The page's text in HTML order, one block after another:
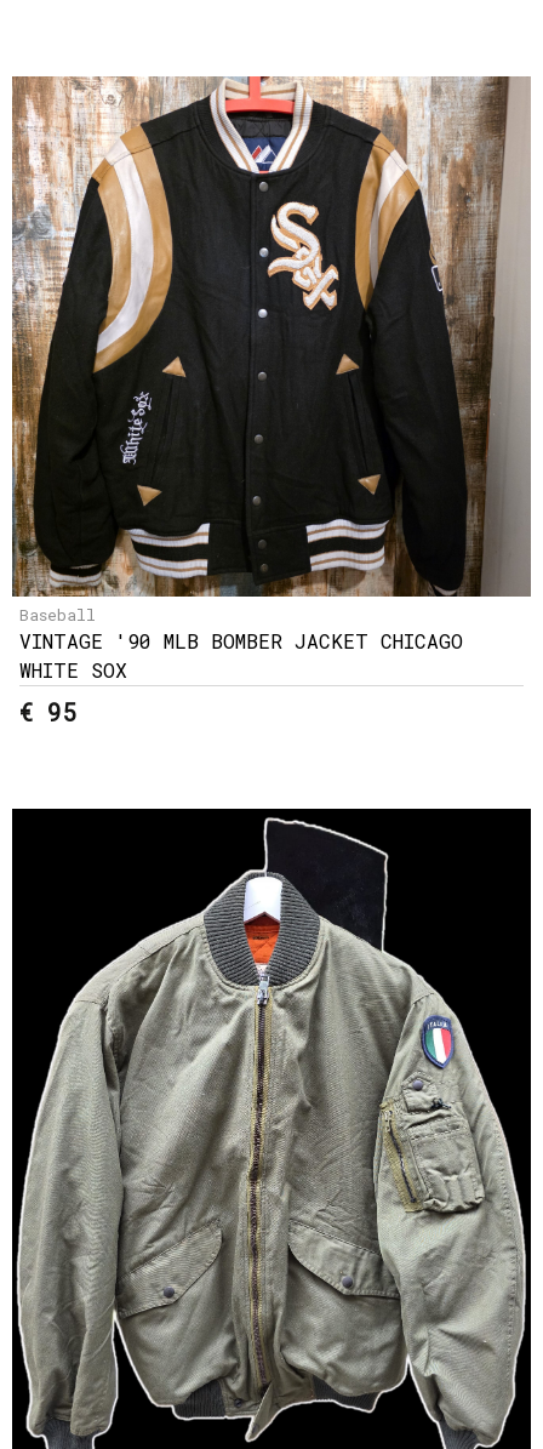
Baseball
VINTAGE '90 MLB BOMBER JACKET CHICAGO
WHITE SOX
€ 95